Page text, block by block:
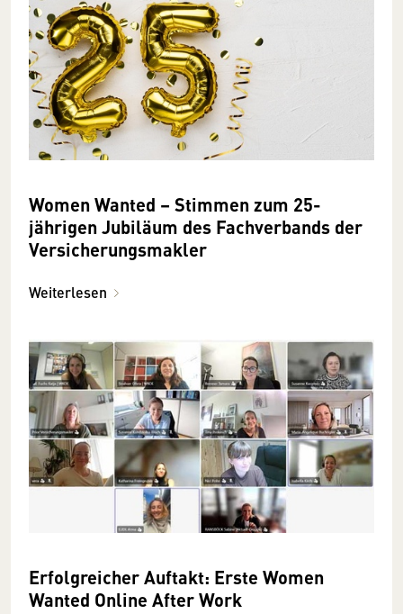
Women Wanted – Stimmen zum 25-
jährigen Jubiläum des Fachverbands der
Versicherungsmakler
Weiterlesen
Erfolgreicher Auftakt: Erste Women
Wanted Online After Work